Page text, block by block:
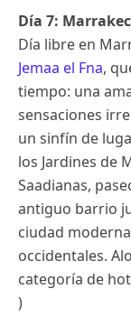
Día 7:
Día libre en
Jemaa el Fna,
tiempo: una
sensaciones
un sinfín de
los Jardines de
Saadianas,
antiguo barrio
ciudad
occidentales.
categoría de
)